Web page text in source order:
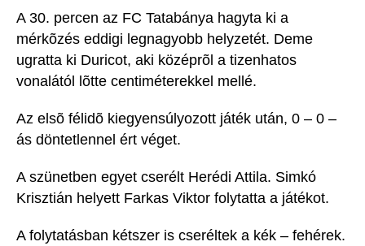
A 30. percen az FC Tatabánya hagyta ki a
mérkõzés eddigi legnagyobb helyzetét. Deme
ugratta ki Duricot, aki középrõl a tizenhatos
vonalától lõtte centiméterekkel mellé.
Az elsõ félidõ kiegyensúlyozott játék után, 0 – 0 –
ás döntetlennel ért véget.
A szünetben egyet cserélt Herédi Attila. Simkó
Krisztián helyett Farkas Viktor folytatta a játékot.
A folytatásban kétszer is cseréltek a kék – fehérek.